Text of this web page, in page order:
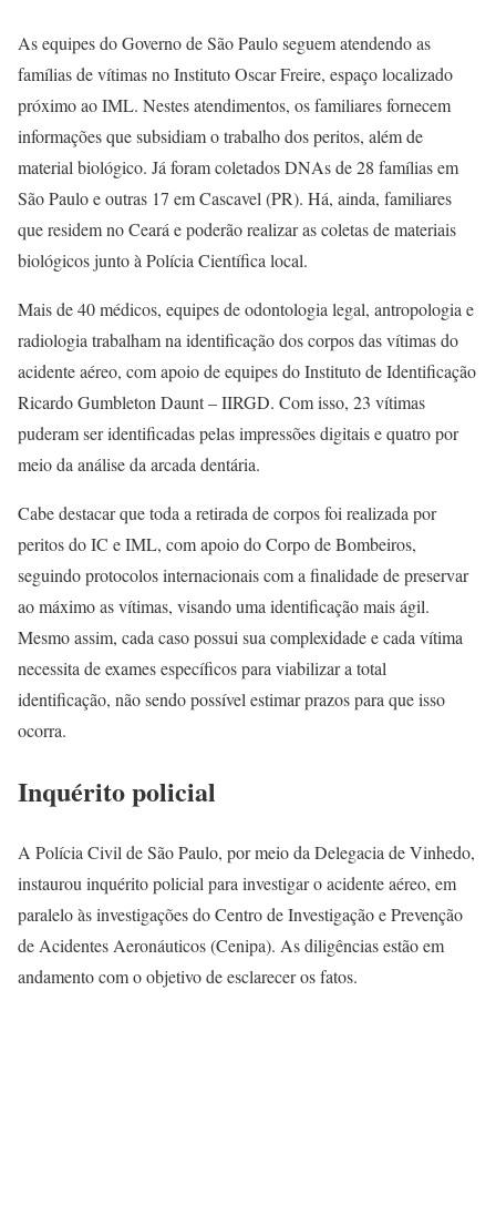
As equipes do Governo de São Paulo seguem atendendo as
famílias de vítimas no Instituto Oscar Freire, espaço localizado
próximo ao IML. Nestes atendimentos, os familiares fornecem
informações que subsidiam o trabalho dos peritos, além de
material biológico. Já foram coletados DNAs de 28 famílias em
São Paulo e outras 17 em Cascavel (PR). Há, ainda, familiares
que residem no Ceará e poderão realizar as coletas de materiais
biológicos junto à Polícia Científica local.
Mais de 40 médicos, equipes de odontologia legal, antropologia e
radiologia trabalham na identificação dos corpos das vítimas do
acidente aéreo, com apoio de equipes do Instituto de Identificação
Ricardo Gumbleton Daunt – IIRGD. Com isso, 23 vítimas
puderam ser identificadas pelas impressões digitais e quatro por
meio da análise da arcada dentária.
Cabe destacar que toda a retirada de corpos foi realizada por
peritos do IC e IML, com apoio do Corpo de Bombeiros,
seguindo protocolos internacionais com a finalidade de preservar
ao máximo as vítimas, visando uma identificação mais ágil.
Mesmo assim, cada caso possui sua complexidade e cada vítima
necessita de exames específicos para viabilizar a total
identificação, não sendo possível estimar prazos para que isso
ocorra.
Inquérito policial
A Polícia Civil de São Paulo, por meio da Delegacia de Vinhedo,
instaurou inquérito policial para investigar o acidente aéreo, em
paralelo às investigações do Centro de Investigação e Prevenção
de Acidentes Aeronáuticos (Cenipa). As diligências estão em
andamento com o objetivo de esclarecer os fatos.